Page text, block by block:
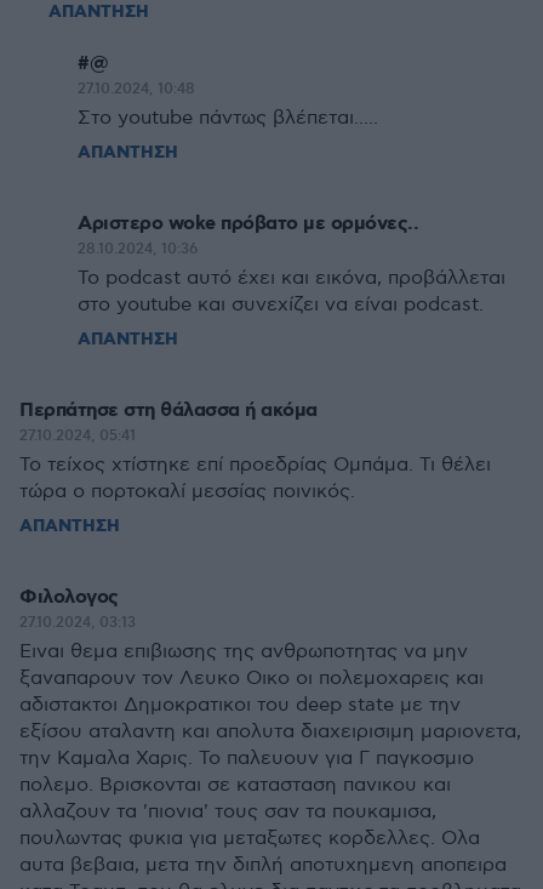
ΑΠΑΝΤΗΣΗ
#@
27.10.2024, 10:48
Στο youtube πάντως βλέπεται.....
ΑΠΑΝΤΗΣΗ
Αριστερο woke πρόβατο με ορμόνες..
28.10.2024, 10:36
Το podcast αυτό έχει και εικόνα, προβάλλεται
στο youtube και συνεχίζει να είναι podcast.
ΑΠΑΝΤΗΣΗ
Περπάτησε στη θάλασσα ή ακόμα
27.10.2024, 05:41
Το τείχος χτίστηκε επί προεδρίας Ομπάμα. Τι θέλει
τώρα ο πορτοκαλί μεσσίας ποινικός.
ΑΠΑΝΤΗΣΗ
Φιλολογος
27.10.2024, 03:13
Eιναι θεμα επιβιωσης της ανθρωποτητας να μην
ξαναπαρουν τον Λευκο Οικο οι πολεμοχαρεις και
αδιστακτοι Δημοκρατικοι του deep state με την
εξίσου αταλαντη και απολυτα διαχειρισιμη μαριονετα,
την Καμαλα Χαρις. Το παλευουν για Γ παγκοσμιο
πολεμο. Βρισκονται σε κατασταση πανικου και
αλλαζουν τα 'πιονια' τους σαν τα πουκαμισα,
πουλωντας φυκια για μεταξωτες κορδελλες. Ολα
αυτα βεβαια, μετα την διπλή αποτυχημενη αποπειρα